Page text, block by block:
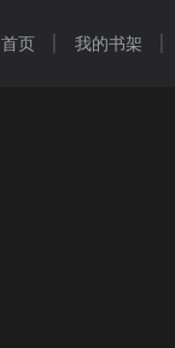
首页 我的书架